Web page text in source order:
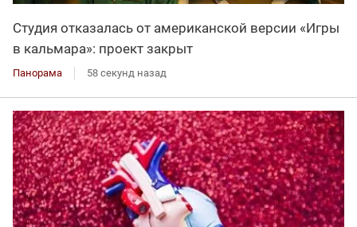
Студия отказалась от американской версии «Игры
в кальмара»: проект закрыт
Панорама 58 секунд назад